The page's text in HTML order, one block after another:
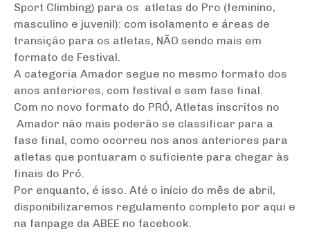
Sport Climbing) para os atletas do Pro (feminino,
masculino e juvenil): com isolamento e áreas de
transição para os atletas, NÃO sendo mais em
formato de Festival.
A categoria Amador segue no mesmo formato dos
anos anteriores, com festival e sem fase final.
Com no novo formato do PRÓ, Atletas inscritos no
Amador não mais poderão se classificar para a
fase final, como ocorreu nos anos anteriores para
atletas que pontuaram o suficiente para chegar às
finais do Pró.
Por enquanto, é isso. Até o início do mês de abril,
disponibilizaremos regulamento completo por aqui e
na fanpage da ABEE no facebook.